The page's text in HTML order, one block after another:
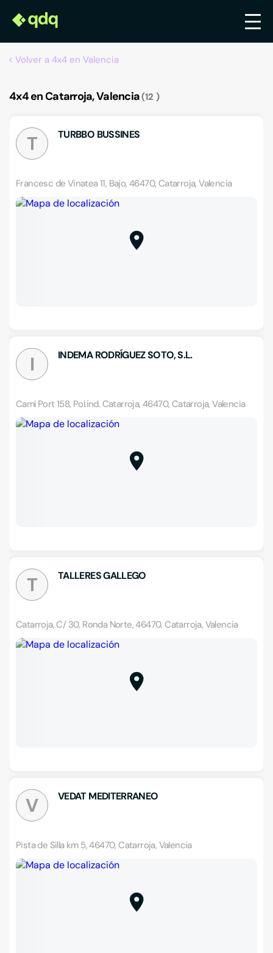
Volver a 4x4 en Valencia
4x4 en Catarroja, Valencia 12
T TURBBO BUSSINES
Francesc de Vinatea 11, Bajo, 46470, Catarroja, Valencia
I INDEMA RODRÍGUEZ SOTO, S.L.
Camí Port 158, Pol.ind. Catarroja, 46470, Catarroja, Valencia
T TALLERES GALLEGO
Catarroja, C/ 30, Ronda Norte, 46470, Catarroja, Valencia
V VEDAT MEDITERRANEO
Pista de Silla km 5, 46470, Catarroja, Valencia